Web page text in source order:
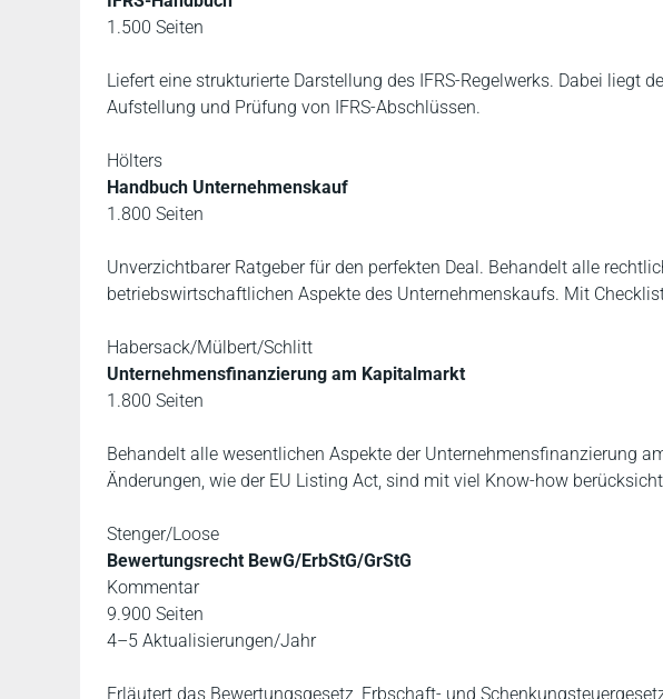
1.500 Seiten
Liefert eine strukturierte Darstellung des IFRS-Regelwerks. Dabei liegt
Aufstellung und Prüfung von IFRS-Abschlüssen.
Hölters
Handbuch Unternehmenskauf
1.800 Seiten
Unverzichtbarer Ratgeber für den perfekten Deal. Behandelt alle
betriebswirtschaftlichen Aspekte des Unternehmenskaufs. Mit
Habersack/Mülbert/Schlitt
Unternehmensfinanzierung am Kapitalmarkt
1.800 Seiten
Behandelt alle wesentlichen Aspekte der Unternehmensfinanzierung
Änderungen, wie der EU Listing Act, sind mit viel Know-how
Stenger/Loose
Bewertungsrecht BewG/ErbStG/GrStG
Kommentar
9.900 Seiten
4–5 Aktualisierungen/Jahr
Erläutert das Bewertungsgesetz, Erbschaft- und